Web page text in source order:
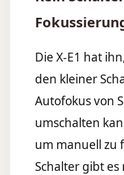
Die X-E1 hat
den kleiner
Autofokus von
umschalten
um manuell zu
Schalter gibt es